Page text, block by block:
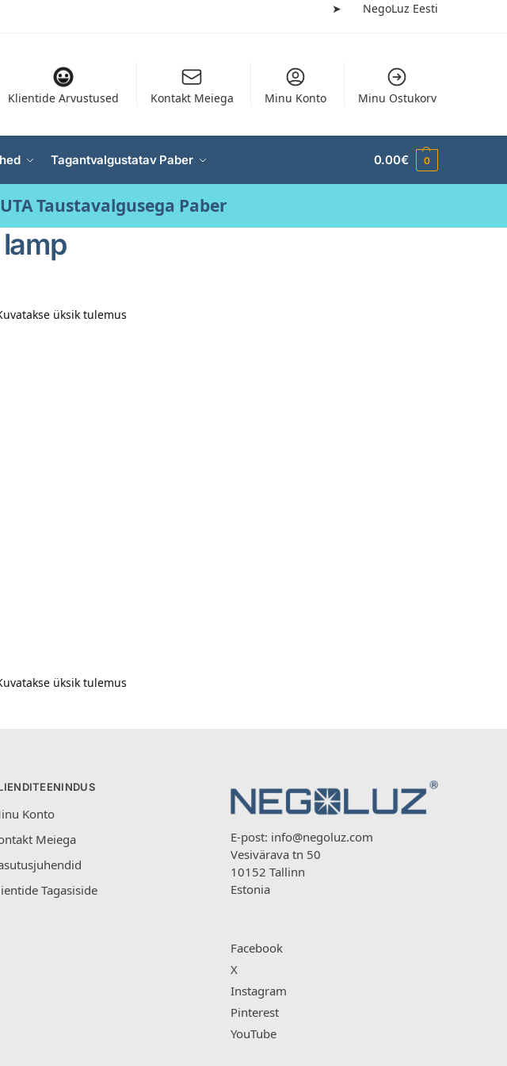
➤ NegoLuz Eesti
Klientide Arvustused Kontakt Meiega Minu Konto Minu Ostukorv
Tagantvalgustatav Paber 0.00€ 0
Taustavalgusega Paber
üksik tulemus
üksik tulemus
Konto
Meiega
Tagasiside
E-post: info@negoluz.com
Vesivärava tn 50
10152 Tallinn
Estonia
Facebook
X
Instagram
Pinterest
YouTube